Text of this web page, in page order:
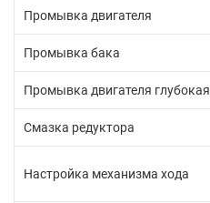
Промывка двигателя
Промывка бака
Промывка двигателя глубокая
Смазка редуктора
Настройка механизма хода